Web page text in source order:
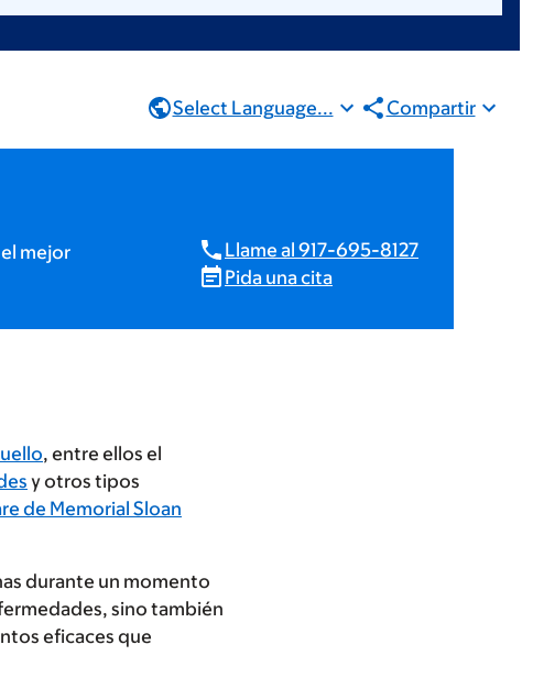
Select Language... Compartir
mejor
Llame al 917-695-8127
Pida una cita
, entre ellos el
y otros tipos
de Memorial Sloan
durante un momento
sino también
eficaces que